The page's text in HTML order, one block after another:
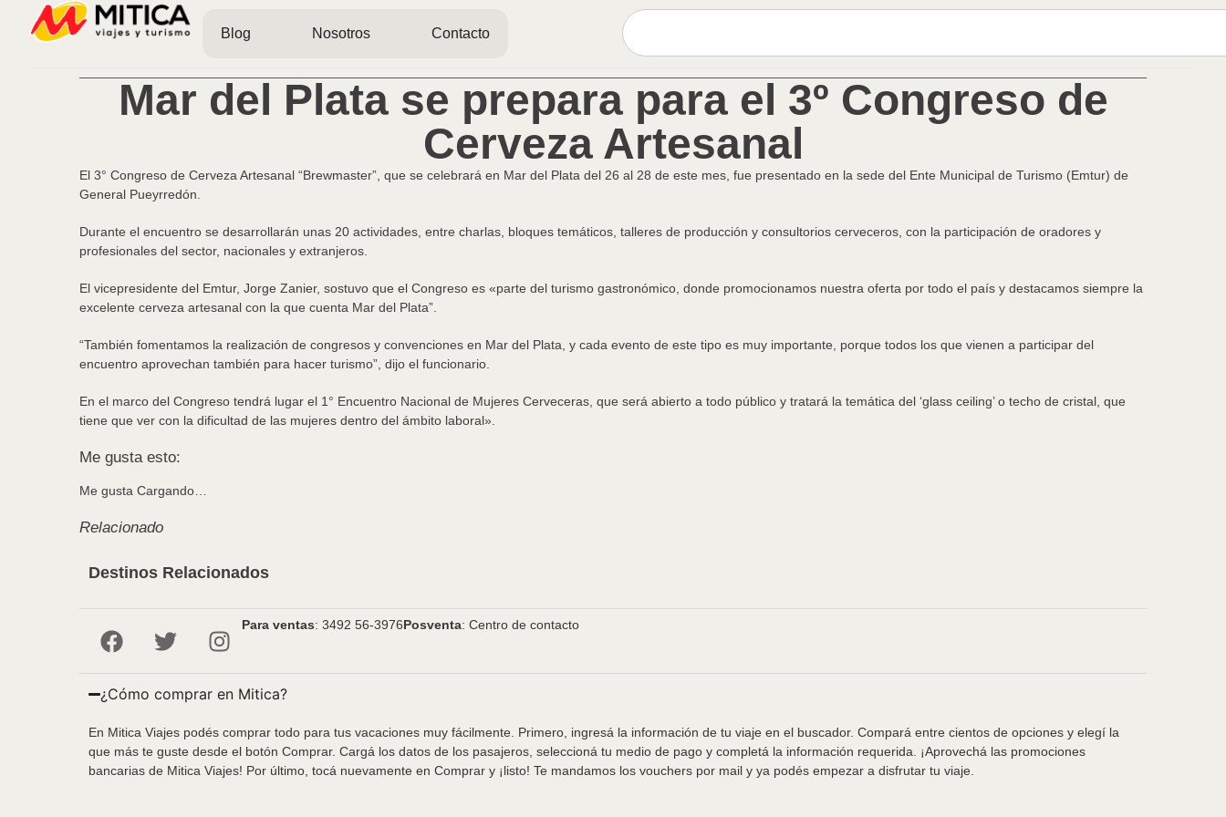
Blog Nosotros Contacto
Mar del Plata se prepara para el 3º Congreso de
Cerveza Artesanal
El 3° Congreso de Cerveza Artesanal “Brewmaster”, que se celebrará en Mar del Plata del 26 al 28 de este mes, fue presentado en la sede del Ente Municipal de Turismo (Emtur) de
General Pueyrredón.
Durante el encuentro se desarrollarán unas 20 actividades, entre charlas, bloques temáticos, talleres de producción y consultorios cerveceros, con la participación de oradores y
profesionales del sector, nacionales y extranjeros.
El vicepresidente del Emtur, Jorge Zanier, sostuvo que el Congreso es «parte del turismo gastronómico, donde promocionamos nuestra oferta por todo el país y destacamos siempre la
excelente cerveza artesanal con la que cuenta Mar del Plata”.
“También fomentamos la realización de congresos y convenciones en Mar del Plata, y cada evento de este tipo es muy importante, porque todos los que vienen a participar del
encuentro aprovechan también para hacer turismo”, dijo el funcionario.
En el marco del Congreso tendrá lugar el 1° Encuentro Nacional de Mujeres Cerveceras, que será abierto a todo público y tratará la temática del ‘glass ceiling’ o techo de cristal, que
tiene que ver con la dificultad de las mujeres dentro del ámbito laboral».
Me gusta esto:
Me gusta Cargando…
Relacionado
Destinos Relacionados
Para ventas: 3492 56-3976Posventa: Centro de contacto
¿Cómo comprar en Mitica?
En Mitica Viajes podés comprar todo para tus vacaciones muy fácilmente. Primero, ingresá la información de tu viaje en el buscador. Compará entre cientos de opciones y elegí la
que más te guste desde el botón Comprar. Cargá los datos de los pasajeros, seleccioná tu medio de pago y completá la información requerida. ¡Aprovechá las promociones
bancarias de Mitica Viajes! Por último, tocá nuevamente en Comprar y ¡listo! Te mandamos los vouchers por mail y ya podés empezar a disfrutar tu viaje.